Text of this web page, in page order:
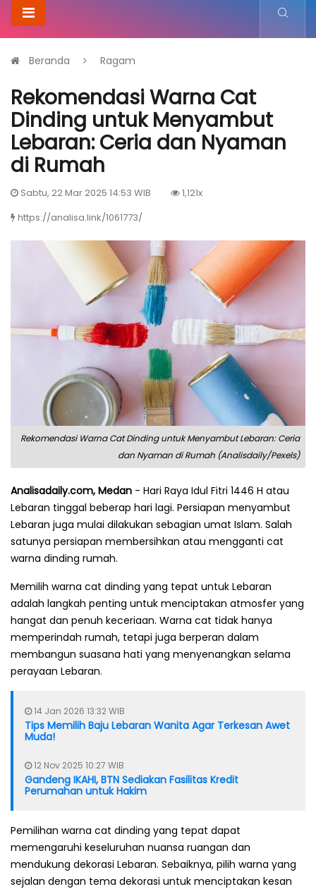
Beranda Ragam
Rekomendasi Warna Cat
Dinding untuk Menyambut
Lebaran: Ceria dan Nyaman
di Rumah
Sabtu, 22 Mar 2025 14:53 WIB
1,121x
https://analisa.link/1061773/
Rekomendasi Warna Cat Dinding untuk Menyambut Lebaran: Ceria
dan Nyaman di Rumah (Analisdaily/Pexels)
Analisadaily.com, Medan - Hari Raya Idul Fitri 1446 H atau
Lebaran tinggal beberap hari lagi. Persiapan menyambut
Lebaran juga mulai dilakukan sebagian umat Islam. Salah
satunya persiapan membersihkan atau mengganti cat
warna dinding rumah.
Memilih warna cat dinding yang tepat untuk Lebaran
adalah langkah penting untuk menciptakan atmosfer yang
hangat dan penuh keceriaan. Warna cat tidak hanya
memperindah rumah, tetapi juga berperan dalam
membangun suasana hati yang menyenangkan selama
perayaan Lebaran.
14 Jan 2026 13:32 WIB
Tips Memilih Baju Lebaran Wanita Agar Terkesan Awet
Muda!
12 Nov 2025 10:27 WIB
Gandeng IKAHI, BTN Sediakan Fasilitas Kredit
Perumahan untuk Hakim
Pemilihan warna cat dinding yang tepat dapat
memengaruhi keseluruhan nuansa ruangan dan
mendukung dekorasi Lebaran. Sebaiknya, pilih warna yang
sejalan dengan tema dekorasi untuk menciptakan kesan